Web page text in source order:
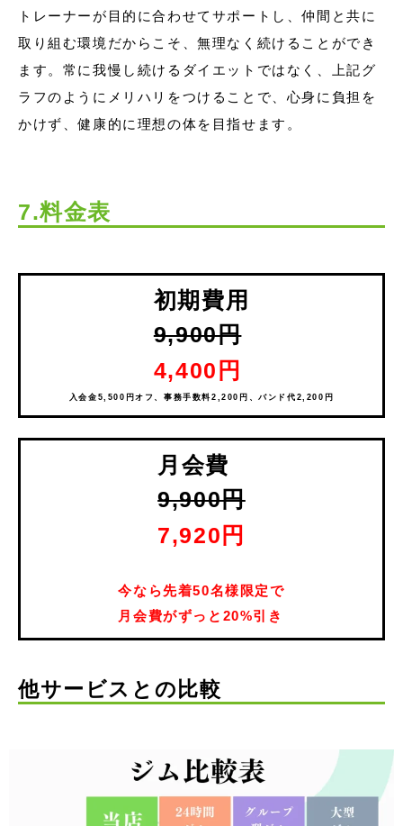
トレーナーが目的に合わせてサポートし、仲間と共に
取り組む環境だからこそ、無理なく続けることができ
ます。常に我慢し続けるダイエットではなく、上記グ
ラフのようにメリハリをつけることで、心身に負担を
かけず、健康的に理想の体を目指せます。
7.料金表
初期費用
9,900円
4,400円
入会金5,500円オフ、事務手数料2,200円、バンド代2,200円
月会費
9,900円
7,920円
今なら先着50名様限定で
月会費がずっと20%引き
他サービスとの比較